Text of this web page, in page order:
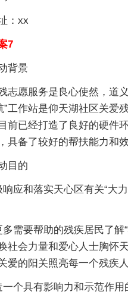
：xx
7
背景
愿服务是良心使然，道
”工作站是仰天湖社区关爱
前已经打造了良好的硬件
具备了较好的帮扶能力和效
目的
和落实天心区有关“大力
要帮助的残疾居民了解“
社会力量和爱心人士胸怀
爱的阳关照亮每一个残疾人
具有影响力和示范作用